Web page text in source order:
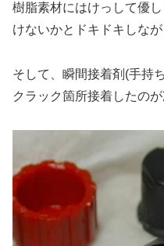
樹脂素材にはけっして優
けないかとドキドキしなが
そして、瞬間接着剤(手持
クラック箇所接着したのが